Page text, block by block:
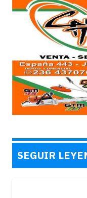
SEGUIR